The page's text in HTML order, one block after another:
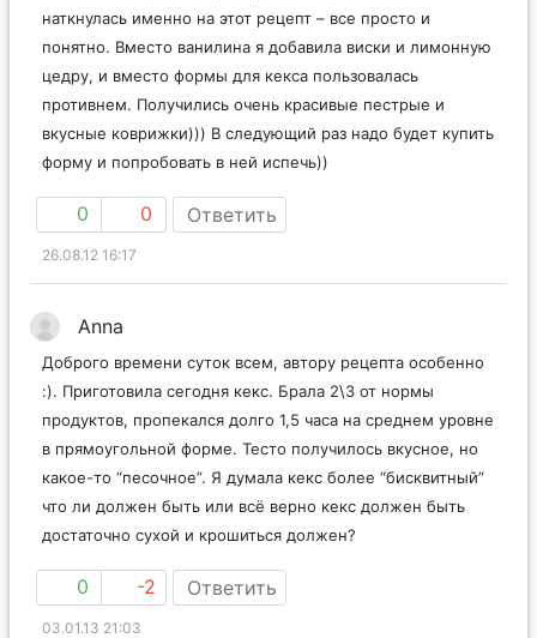
наткнулась именно на этот рецепт – все просто и
понятно. Вместо ванилина я добавила виски и лимонную
цедру, и вместо формы для кекса пользовалась
противнем. Получились очень красивые пестрые и
вкусные коврижки))) В следующий раз надо будет купить
форму и попробовать в ней испечь))
0 0 Ответить
26.08.12 16:17
Anna
Доброго времени суток всем, автору рецепта особенно
:). Приготовила сегодня кекс. Брала 2\3 от нормы
продуктов, пропекался долго 1,5 часа на среднем уровне
в прямоугольной форме. Тесто получилось вкусное, но
какое-то “песочное”. Я думала кекс более “бисквитный”
что ли должен быть или всё верно кекс должен быть
достаточно сухой и крошиться должен?
0 -2 Ответить
03.01.13 21:03